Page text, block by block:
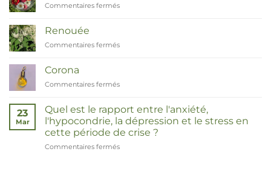
Commentaires fermés
Renouée
Commentaires fermés
Corona
Commentaires fermés
23
Mar
Quel est le rapport entre l'anxiété,
l'hypocondrie, la dépression et le stress en
cette période de crise ?
Commentaires fermés